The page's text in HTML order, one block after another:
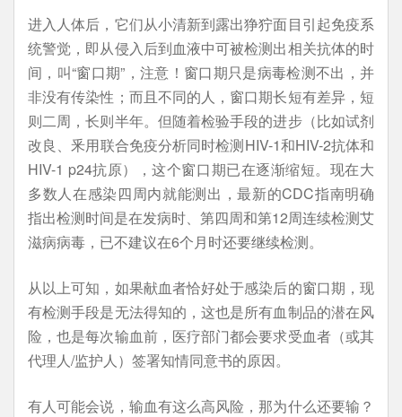
进入人体后，它们从小清新到露出狰狞面目引起免疫系
统警觉，即从侵入后到血液中可被检测出相关抗体的时
间，叫“窗口期”，注意！窗口期只是病毒检测不出，并
非没有传染性；而且不同的人，窗口期长短有差异，短
则二周，长则半年。但随着检验手段的进步（比如试剂
改良、釆用联合免疫分析同时检测HIV-1和HIV-2抗体和
HIV-1 p24抗原），这个窗口期已在逐渐缩短。现在大
多数人在感染四周内就能测出，最新的CDC指南明确
指出检测时间是在发病时、第四周和第12周连续检测艾
滋病病毒，已不建议在6个月时还要继续检测。
从以上可知，如果献血者恰好处于感染后的窗口期，现
有检测手段是无法得知的，这也是所有血制品的潜在风
险，也是每次输血前，医疗部门都会要求受血者（或其
代理人/监护人）签署知情同意书的原因。
有人可能会说，输血有这么高风险，那为什么还要输？